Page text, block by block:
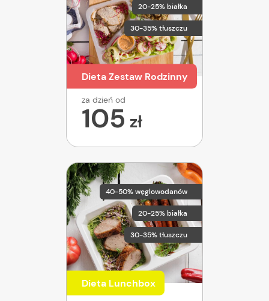
20-25% białka
30-35% tłuszczu
Dieta Zestaw Rodzinny
za dzień od
105 zł
40-50% węglowodanów
20-25% białka
30-35% tłuszczu
Dieta Lunchbox